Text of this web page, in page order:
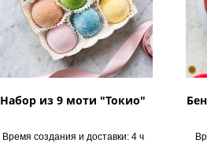
Набор из 9 моти "Токио"
Время создания и доставки: 4 ч